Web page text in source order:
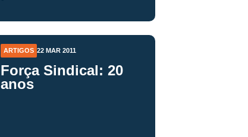
ARTIGOS 22 MAR 2011
Força Sindical: 20
anos